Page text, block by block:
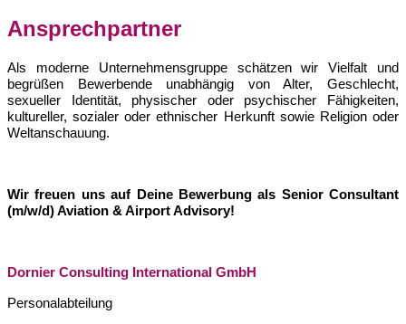
Ansprechpartner
Als moderne Unternehmensgruppe schätzen wir Vielfalt und
begrüßen Bewerbende unabhängig von Alter, Geschlecht,
sexueller Identität, physischer oder psychischer Fähigkeiten,
kultureller, sozialer oder ethnischer Herkunft sowie Religion oder
Weltanschauung.
Wir freuen uns auf Deine Bewerbung als Senior Consultant
(m/w/d) Aviation & Airport Advisory!
Dornier Consulting International GmbH
Personalabteilung